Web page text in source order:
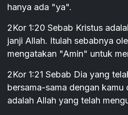
hanya ada "ya".
2Kor 1:20 Sebab Kristus
janji Allah. Itulah sebabnya
mengatakan "Amin" untuk
2Kor 1:21 Sebab Dia yang
bersama-sama dengan kamu
adalah Allah yang telah